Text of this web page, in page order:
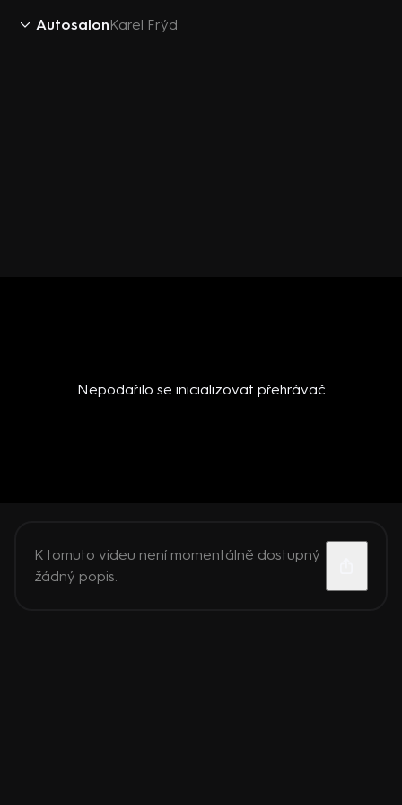
AutosalonKarel Frýd
Nepodařilo se inicializovat přehrávač
K tomuto videu není momentálně dostupný
žádný popis.